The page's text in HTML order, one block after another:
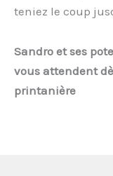
teniez le coup
Sandro et ses
vous attendent
printanière